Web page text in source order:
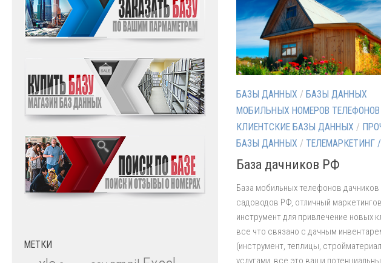
БАЗЫ ДАННЫХ / БАЗЫ ДАННЫХ
МОБИЛЬНЫХ НОМЕРОВ ТЕЛЕФОНОВ
КЛИЕНТСКИЕ БАЗЫ ДАННЫХ /
БАЗЫ ДАННЫХ / ТЕЛЕМАРКЕТИНГ
База дачников РФ
База мобильных телефонов
садоводов РФ, отличный
инструмент для привлечение новых
все что связано с дачным
(инструмент, теплицы,
услугами, все это ваши
МЕТКИ